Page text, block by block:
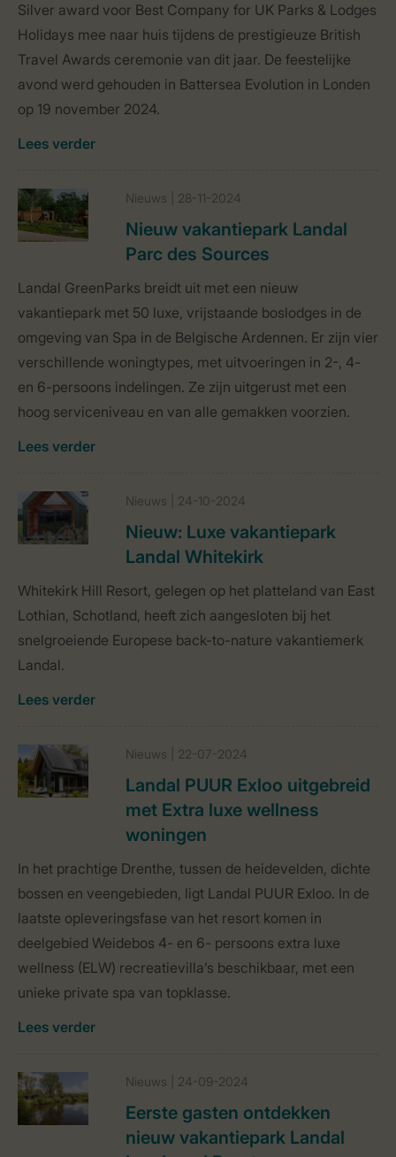
Silver award voor Best Company for UK Parks & Lodges
Holidays mee naar huis tijdens de prestigieuze British
Travel Awards ceremonie van dit jaar. De feestelijke
avond werd gehouden in Battersea Evolution in Londen
op 19 november 2024.
Lees verder
Nieuws | 28-11-2024
Nieuw vakantiepark Landal
Parc des Sources
Landal GreenParks breidt uit met een nieuw
vakantiepark met 50 luxe, vrijstaande boslodges in de
omgeving van Spa in de Belgische Ardennen. Er zijn vier
verschillende woningtypes, met uitvoeringen in 2-, 4-
en 6-persoons indelingen. Ze zijn uitgerust met een
hoog serviceniveau en van alle gemakken voorzien.
Lees verder
Nieuws | 24-10-2024
Nieuw: Luxe vakantiepark
Landal Whitekirk
Whitekirk Hill Resort, gelegen op het platteland van East
Lothian, Schotland, heeft zich aangesloten bij het
snelgroeiende Europese back-to-nature vakantiemerk
Landal.
Lees verder
Nieuws | 22-07-2024
Landal PUUR Exloo uitgebreid
met Extra luxe wellness
woningen
In het prachtige Drenthe, tussen de heidevelden, dichte
bossen en veengebieden, ligt Landal PUUR Exloo. In de
laatste opleveringsfase van het resort komen in
deelgebied Weidebos 4- en 6- persoons extra luxe
wellness (ELW) recreatievilla’s beschikbaar, met een
unieke private spa van topklasse.
Lees verder
Nieuws | 24-09-2024
Eerste gasten ontdekken
nieuw vakantiepark Landal